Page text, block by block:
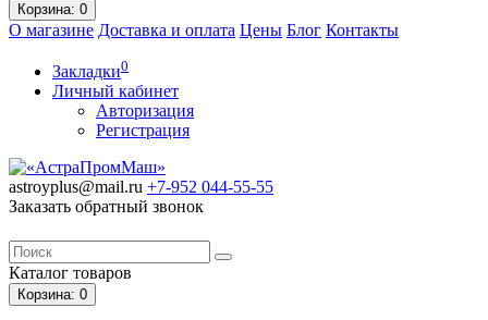
Корзина: 0
О магазине Доставка и оплата Цены Блог Контакты
Закладки0
Личный кабинет
Авторизация
Регистрация
astroyplus@mail.ru +7-952 044-55-55
Заказать обратный звонок
Каталог товаров
Корзина: 0